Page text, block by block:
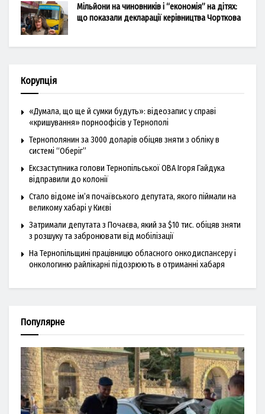
Мільйони на чиновників і “економія” на дітях:
що показали декларації керівництва Чорткова
Корупція
«Думала, що ще й сумки будуть»: відеозапис у справі
«кришування» порноофісів у Тернополі
Тернополянин за 3000 доларів обіцяв зняти з обліку в
системі “Оберіг”
Ексзаступника голови Тернопільської ОВА Ігоря Гайдука
відправили до колонії
Стало відоме ім’я почаївського депутата, якого піймали на
великому хабарі у Києві
Затримали депутата з Почаєва, який за $10 тис. обіцяв зняти
з розшуку та забронювати від мобілізації
На Тернопільщині працівницю обласного онкодиспансеру і
онкологиню райлікарні підозрюють в отриманні хабаря
Популярне